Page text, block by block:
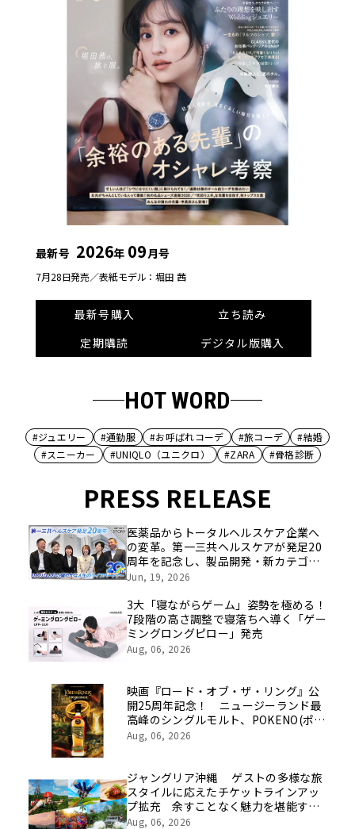
最新号 2026年 09月号
7月28日発売／表紙モデル：堀田 茜
最新号購入
立ち読み
定期購読
デジタル版購入
HOT WORD
#ジュエリー #通勤服 #お呼ばれコーデ #旅コーデ
#結婚
#スニーカー
#UNIQLO（ユニクロ） #ZARA #骨格診断
PRESS RELEASE
医薬品からトータルヘルスケア企業へ
の変革。第一三共ヘルスケアが発足20
周年を記念し、製品開発・新カテゴリ
挑戦の舞台や旧社統合時のエピソード
像を公開！
Jun, 19, 2026
3大「寝ながらゲーム」姿勢を極める！
7段階の高さ調整で寝落ちへ導く「ゲー
ミングロングピロー」発売
Aug, 06, 2026
映画『ロード・オブ・ザ・リング』公
開25周年記念！ ニュージーランド最
高峰のシングルモルト、POKENO(ポケ
ノ)より 数量限定ウイスキー「リング
Aug, 06, 2026
ジャングリア沖縄 ゲストの多様な旅
スタイルに応えたチケットラインアッ
プ拡充 余すことなく魅力を堪能する
「ロイヤルチケット」新登場
Aug, 06, 2026